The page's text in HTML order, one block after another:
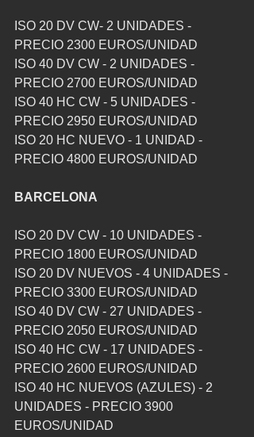
ISO 20 DV CW- 2 UNIDADES -
PRECIO 2300 EUROS/UNIDAD
ISO 40 DV CW - 2 UNIDADES -
PRECIO 2700 EUROS/UNIDAD
ISO 40 HC CW - 5 UNIDADES -
PRECIO 2950 EUROS/UNIDAD
ISO 20 HC NUEVO - 1 UNIDAD -
PRECIO 4800 EUROS/UNIDAD
BARCELONA
ISO 20 DV CW - 10 UNIDADES -
PRECIO 1800 EUROS/UNIDAD
ISO 20 DV NUEVOS - 4 UNIDADES -
PRECIO 3300 EUROS/UNIDAD
ISO 40 DV CW - 27 UNIDADES -
PRECIO 2050 EUROS/UNIDAD
ISO 40 HC CW - 17 UNIDADES -
PRECIO 2600 EUROS/UNIDAD
ISO 40 HC NUEVOS (AZULES) - 2
UNIDADES - PRECIO 3900
EUROS/UNIDAD